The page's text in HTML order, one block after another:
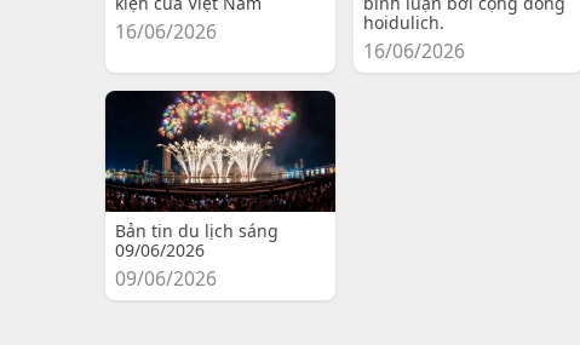
16/06/2026
hoidulich.
16/06/2026
Bản tin du lịch sáng
09/06/2026
09/06/2026